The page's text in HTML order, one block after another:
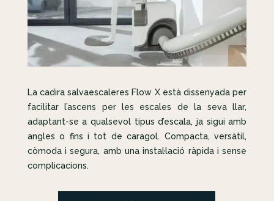
La cadira salvaescaleres Flow X està dissenyada per
facilitar l’ascens per les escales de la seva llar,
adaptant-se a qualsevol tipus d’escala, ja sigui amb
angles o fins i tot de caragol. Compacta, versàtil,
còmoda i segura, amb una instal·lació ràpida i sense
complicacions.